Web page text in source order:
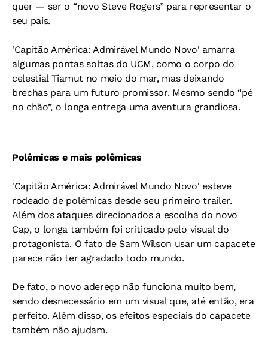
quer — ser o “novo Steve Rogers” para representar o
seu país.
'Capitão América: Admirável Mundo Novo' amarra
algumas pontas soltas do UCM, como o corpo do
celestial Tiamut no meio do mar, mas deixando
brechas para um futuro promissor. Mesmo sendo “pé
no chão”, o longa entrega uma aventura grandiosa.
Polêmicas e mais polêmicas
'Capitão América: Admirável Mundo Novo' esteve
rodeado de polêmicas desde seu primeiro trailer.
Além dos ataques direcionados a escolha do novo
Cap, o longa também foi criticado pelo visual do
protagonista. O fato de Sam Wilson usar um capacete
parece não ter agradado todo mundo.
De fato, o novo adereço não funciona muito bem,
sendo desnecessário em um visual que, até então, era
perfeito. Além disso, os efeitos especiais do capacete
também não ajudam.